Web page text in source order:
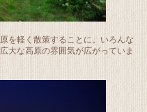
を軽く散策することに。いろんな
大な高原の雰囲気が広がっていま